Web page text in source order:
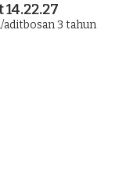
3 tahun